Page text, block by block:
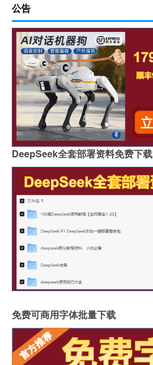
公告
DeepSeek全套部署资料免费下载
免费可商用字体批量下载